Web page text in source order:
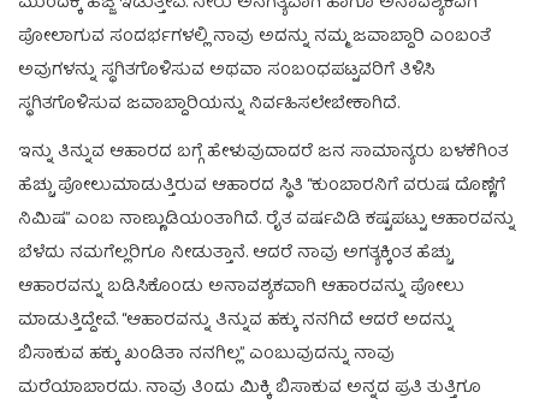
ಪೋಲಾಗುವ ಸಂದರ್ಭಗಳಲ್ಲಿ ನಾವು ಅದನ್ನು ನಮ್ಮ ಜವಾಬ್ದಾರಿ ಎಂಬಂತೆ
ಅವುಗಳನ್ನು ಸ್ಥಗಿತಗೊಳಿಸುವ ಅಥವಾ ಸಂಬಂಧಪಟ್ಟವರಿಗೆ ತಿಳಿಸಿ
ಸ್ಥಗಿತಗೊಳಿಸುವ ಜವಾಬ್ದಾರಿಯನ್ನು ನಿರ್ವಹಿಸಲೇಬೇಕಾಗಿದೆ.
ಇನ್ನು ತಿನ್ನುವ ಆಹಾರದ ಬಗ್ಗೆ ಹೇಳುವುದಾದರೆ ಜನ ಸಾಮಾನ್ಯರು ಬಳಕೆಗಿಂತ
ಹೆಚ್ಚು ಪೋಲುಮಾಡುತ್ತಿರುವ ಆಹಾರದ ಸ್ಥಿತಿ “ಕುಂಬಾರನಿಗೆ ವರುಷ ದೊಣ್ಣೆಗೆ
ನಿಮಿಷ” ಎಂಬ ನಾಣ್ಣುಡಿಯಂತಾಗಿದೆ. ರೈತ ವರ್ಷವಿಡಿ ಕಷ್ಟಪಟ್ಟು ಆಹಾರವನ್ನು
ಬೆಳೆದು ನಮಗೆಲ್ಲರಿಗೂ ನೀಡುತ್ತಾನೆ. ಆದರೆ ನಾವು ಅಗತ್ಯಕ್ಕಿಂತ ಹೆಚ್ಚು
ಆಹಾರವನ್ನು ಬಡಿಸಿಕೊಂಡು ಅನಾವಶ್ಯಕವಾಗಿ ಆಹಾರವನ್ನು ಪೋಲು
ಮಾಡುತ್ತಿದ್ದೇವೆ. “ಆಹಾರವನ್ನು ತಿನ್ನುವ ಹಕ್ಕು ನನಗಿದೆ ಆದರೆ ಅದನ್ನು
ಬಿಸಾಕುವ ಹಕ್ಕು ಖಂಡಿತಾ ನನಗಿಲ್ಲ” ಎಂಬುವುದನ್ನು ನಾವು
ಮರೆಯಾಬಾರದು. ನಾವು ತಿಂದು ಮಿಕ್ಕಿ ಬಿಸಾಕುವ ಅನ್ನದ ಪ್ರತಿ ತುತ್ತಿಗೂ